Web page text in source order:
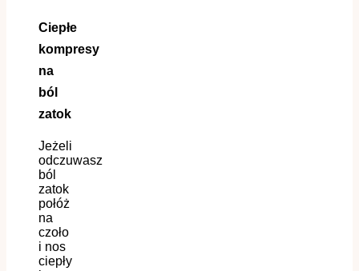
Ciepłe
kompresy
na
ból
zatok
Jeżeli
odczuwasz
ból
zatok
połóż
na
czoło
i nos
ciepły